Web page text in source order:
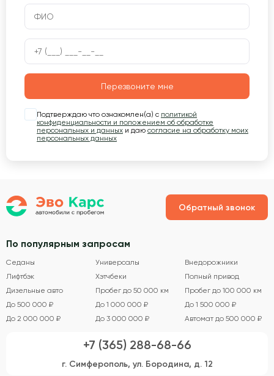
Перезвоните мне
Подтверждаю что ознакомлен(а) с политикой
конфиденциальности и положением об обработке
персональных и данных и даю согласие на обработку моих
персональных данных
Обратный звонок
По популярным запросам
Седаны Универсалы
Внедорожники
Лифтбэк
Хэтчбеки
Полный привод
Дизельные авто
Пробег до 50 000 км
Пробег до 100 000 км
До 500 000 ₽
До 1 000 000 ₽
До 1 500 000 ₽
До 2 000 000 ₽
До 3 000 000 ₽ Автомат до 500 000 ₽
+7 (365) 288-68-66
г. Симферополь, ул. Бородина, д. 12